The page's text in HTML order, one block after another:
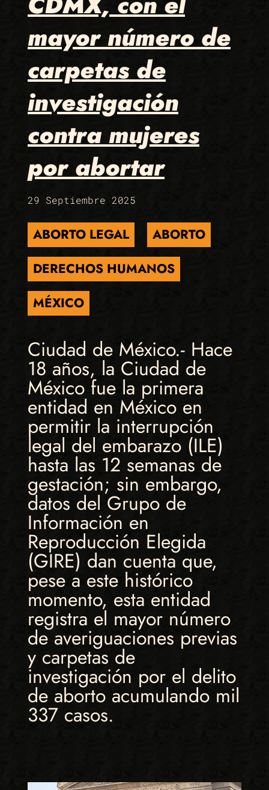
mayor número de
carpetas de
investigación
contra mujeres
por abortar
29 Septiembre 2025
ABORTO LEGAL
ABORTO
DERECHOS HUMANOS
MÉXICO
Ciudad de México.- Hace
18 años, la Ciudad de
México fue la primera
entidad en México en
permitir la interrupción
legal del embarazo (ILE)
hasta las 12 semanas de
gestación; sin embargo,
datos del Grupo de
Información en
Reproducción Elegida
(GIRE) dan cuenta que,
pese a este histórico
momento, esta entidad
registra el mayor número
de averiguaciones previas
y carpetas de
investigación por el delito
de aborto acumulando mil
337 casos.